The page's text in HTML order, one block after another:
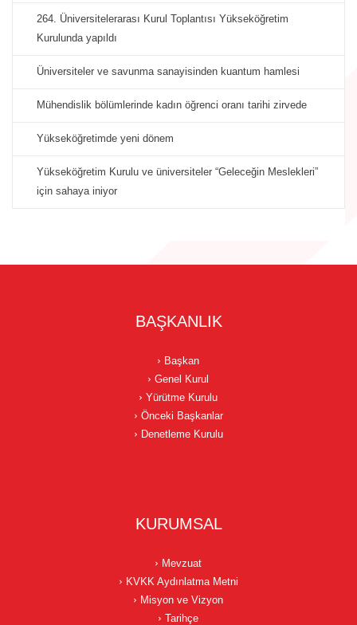
264. Üniversitelerarası Kurul Toplantısı Yükseköğretim
Kurulunda yapıldı
Üniversiteler ve savunma sanayisinden kuantum hamlesi
Mühendislik bölümlerinde kadın öğrenci oranı tarihi zirvede
Yükseköğretimde yeni dönem
Yükseköğretim Kurulu ve üniversiteler “Geleceğin Meslekleri”
için sahaya iniyor
BAŞKANLIK
Başkan
Genel Kurul
Yürütme Kurulu
Önceki Başkanlar
Denetleme Kurulu
KURUMSAL
Mevzuat
KVKK Aydınlatma Metni
Misyon ve Vizyon
Tarihçe